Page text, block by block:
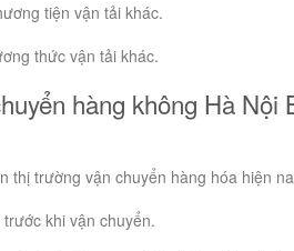
tiện vận tải khác.
thức vận tải khác.
hàng không Hà Nội
thị trường vận chuyển hàng hóa hiện
khi vận chuyển.